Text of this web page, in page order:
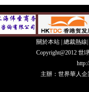
關於本站 |總裁熱線
Copyright@2012 世
主辦：世界華人